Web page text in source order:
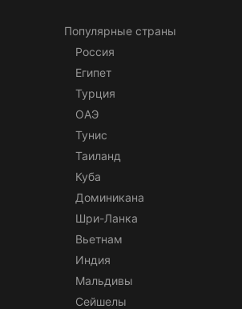
Популярные страны
Россия
Египет
Турция
ОАЭ
Тунис
Таиланд
Куба
Доминикана
Шри-Ланка
Вьетнам
Индия
Мальдивы
Сейшелы